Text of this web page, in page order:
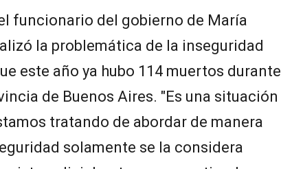
funcionario del gobierno de María
la problemática de la inseguridad
este año ya hubo 114 muertos durante
de Buenos Aires. "Es una situación
tratando de abordar de manera
solamente se la considera